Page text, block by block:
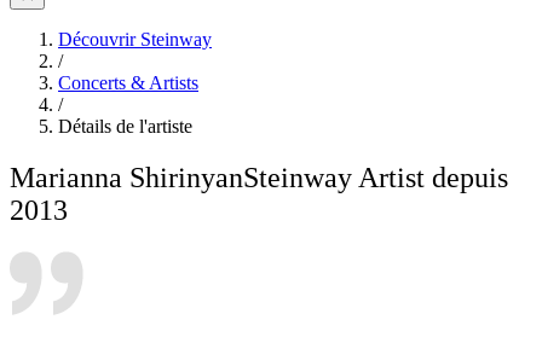
Découvrir Steinway
/
Concerts & Artists
/
Détails de l'artiste
Marianna ShirinyanSteinway Artist depuis
2013